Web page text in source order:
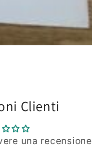
Clienti
una recensione